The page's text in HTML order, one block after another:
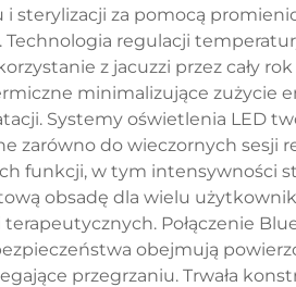
za pomocą
regulacji
z jacuzzi przez cały
minimalizujące zużycie
Systemy oświetlenia LED
do wieczornych sesji
funkcji, w tym intensywności
obsadę dla wielu
Połączenie
obejmują
przegrzaniu. Trwała